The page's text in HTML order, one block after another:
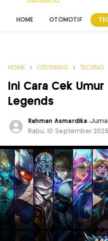
HOME OTOMOTIF
HOME OTOTEKNO TECHNO
Ini Cara Cek
Legends
Rahman Asmardika ,
Rabu, 10 September